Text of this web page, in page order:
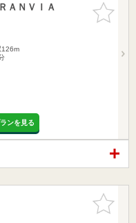
お気に入
りに追加
ＮＶＩＡ
126m
ンを見る
お気に入
りに追加